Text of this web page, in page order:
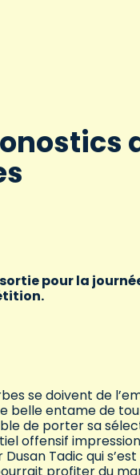
pour la
se doivent de
belle entame de
de porter sa
offensif
Tadic qui